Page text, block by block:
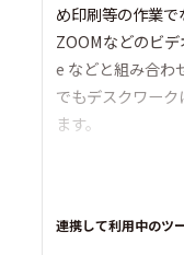
め印刷等の作業で
ZOOMなどのビ
e などと組み合わ
でもデスクワー
ます。
連携して利用中のツ